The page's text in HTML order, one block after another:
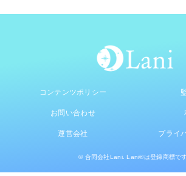
コンテンツポリシー
お問い合わせ
運営会社 プライ
© 合同会社Lani. Lani®は登録商標です